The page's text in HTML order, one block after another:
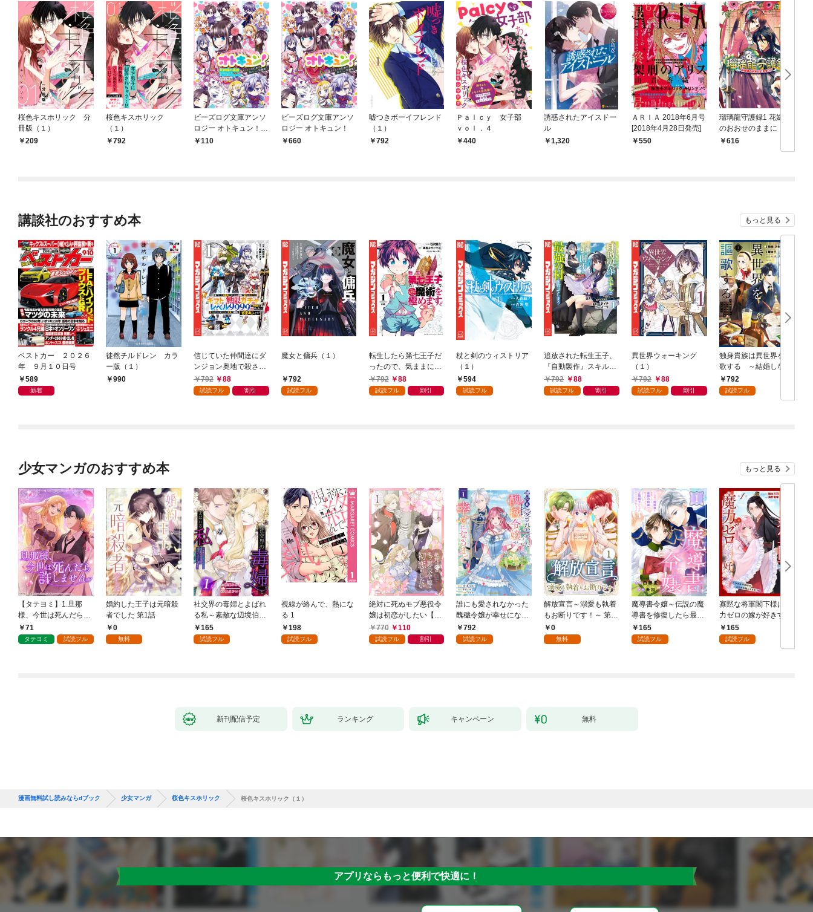
桜色キスホリック 分
冊版（１）
209
桜色キスホリック
（１）
792
ビーズログ文庫アンソ
ロジー オトキュン！
～死神姫の再婚編～
110
ビーズログ文庫アンソ
ロジー オトキュン！
660
嘘つきボーイフレンド
（１）
792
Ｐａｌｃｙ 女子部
ｖｏｌ．４
440
誘惑されたアイスドー
ル
1,320
ＡＲＩＡ 2018年6月号
[2018年4月28日発売]
550
瑠璃龍守護録1 花嫁様
のおおせのままに！？
616
講談社のおすすめ本 もっと見る
ベストカー ２０２６
年 ９月１０日号
589
新着
徒然チルドレン カラ
ー版（１）
990
信じていた仲間達にダ
ンジョン奥地で殺され
かけたがギフト『無限
ガチャ』でレベル９９
792 88
試読フル 割引
魔女と傭兵（１）
792
試読フル
転生したら第七王子だ
ったので、気ままに魔
術を極めます（１）
792 88
試読フル 割引
杖と剣のウィストリア
（１）
594
試読フル
追放された転生王子、
『自動製作』スキルで
領地を爆速で開拓し最
強の村を作ってしまう
792 88
試読フル 割引
異世界ウォーキング
（１）
792
88
試読フル 割引
独身貴族は異世界を謳
歌する ～結婚しない
男の優雅なおひとりさ
まライフ～（１）
792
試読フル
少女マンガのおすすめ本 もっと見る
【タテヨミ】1.旦那
様、今世は死んだら許
しません
71
タテヨミ 試読フル
婚約した王子は元暗殺
者でした 第1話
0
無料
社交界の毒婦とよばれ
る私～素敵な辺境伯令
息に腕を折られたの
で、責任とってもらい
165
試読フル
視線が絡んで、熱にな
る 1
198
試読フル
絶対に死ぬモブ悪役令
嬢は初恋がしたい【単
行本版】 1巻
770 110
試読フル 割引
誰にも愛されなかった
醜穢令嬢が幸せになる
まで 1
792
試読フル
解放宣言～溺愛も執着
もお断りです！～ 第1
話0
無料
魔導書令嬢～伝説の魔
導書を修復したら最強
の精霊が味方になりま
した（クールな王弟殿
165
試読フル
寡黙な将軍閣下様は魔
力ゼロの嫁が好きすぎ
る～なぜか旦那様の心
の声が聞こえます！？
～［1話売り］ story0
165
試読フル
新刊配信予定 ランキング キャンペーン 無料
漫画無料試し読みならdブック 少女マンガ 桜色キスホリック 桜色キスホリック（１）
アプリならもっと便利で快適に！